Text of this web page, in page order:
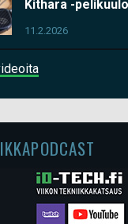
Kithara -
11.2.2026